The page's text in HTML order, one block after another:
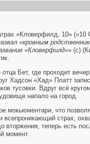
«Кловерфилд, 10» («10
«кровным
«Кловерфилд»» (с)
Бет, где проходит
Хадсон «Хад» Платт
тусовки. Вдруг всё
напало на город.
мокьюментари, что
всепроникающий страх,
вторжения, теперь есть
момент.